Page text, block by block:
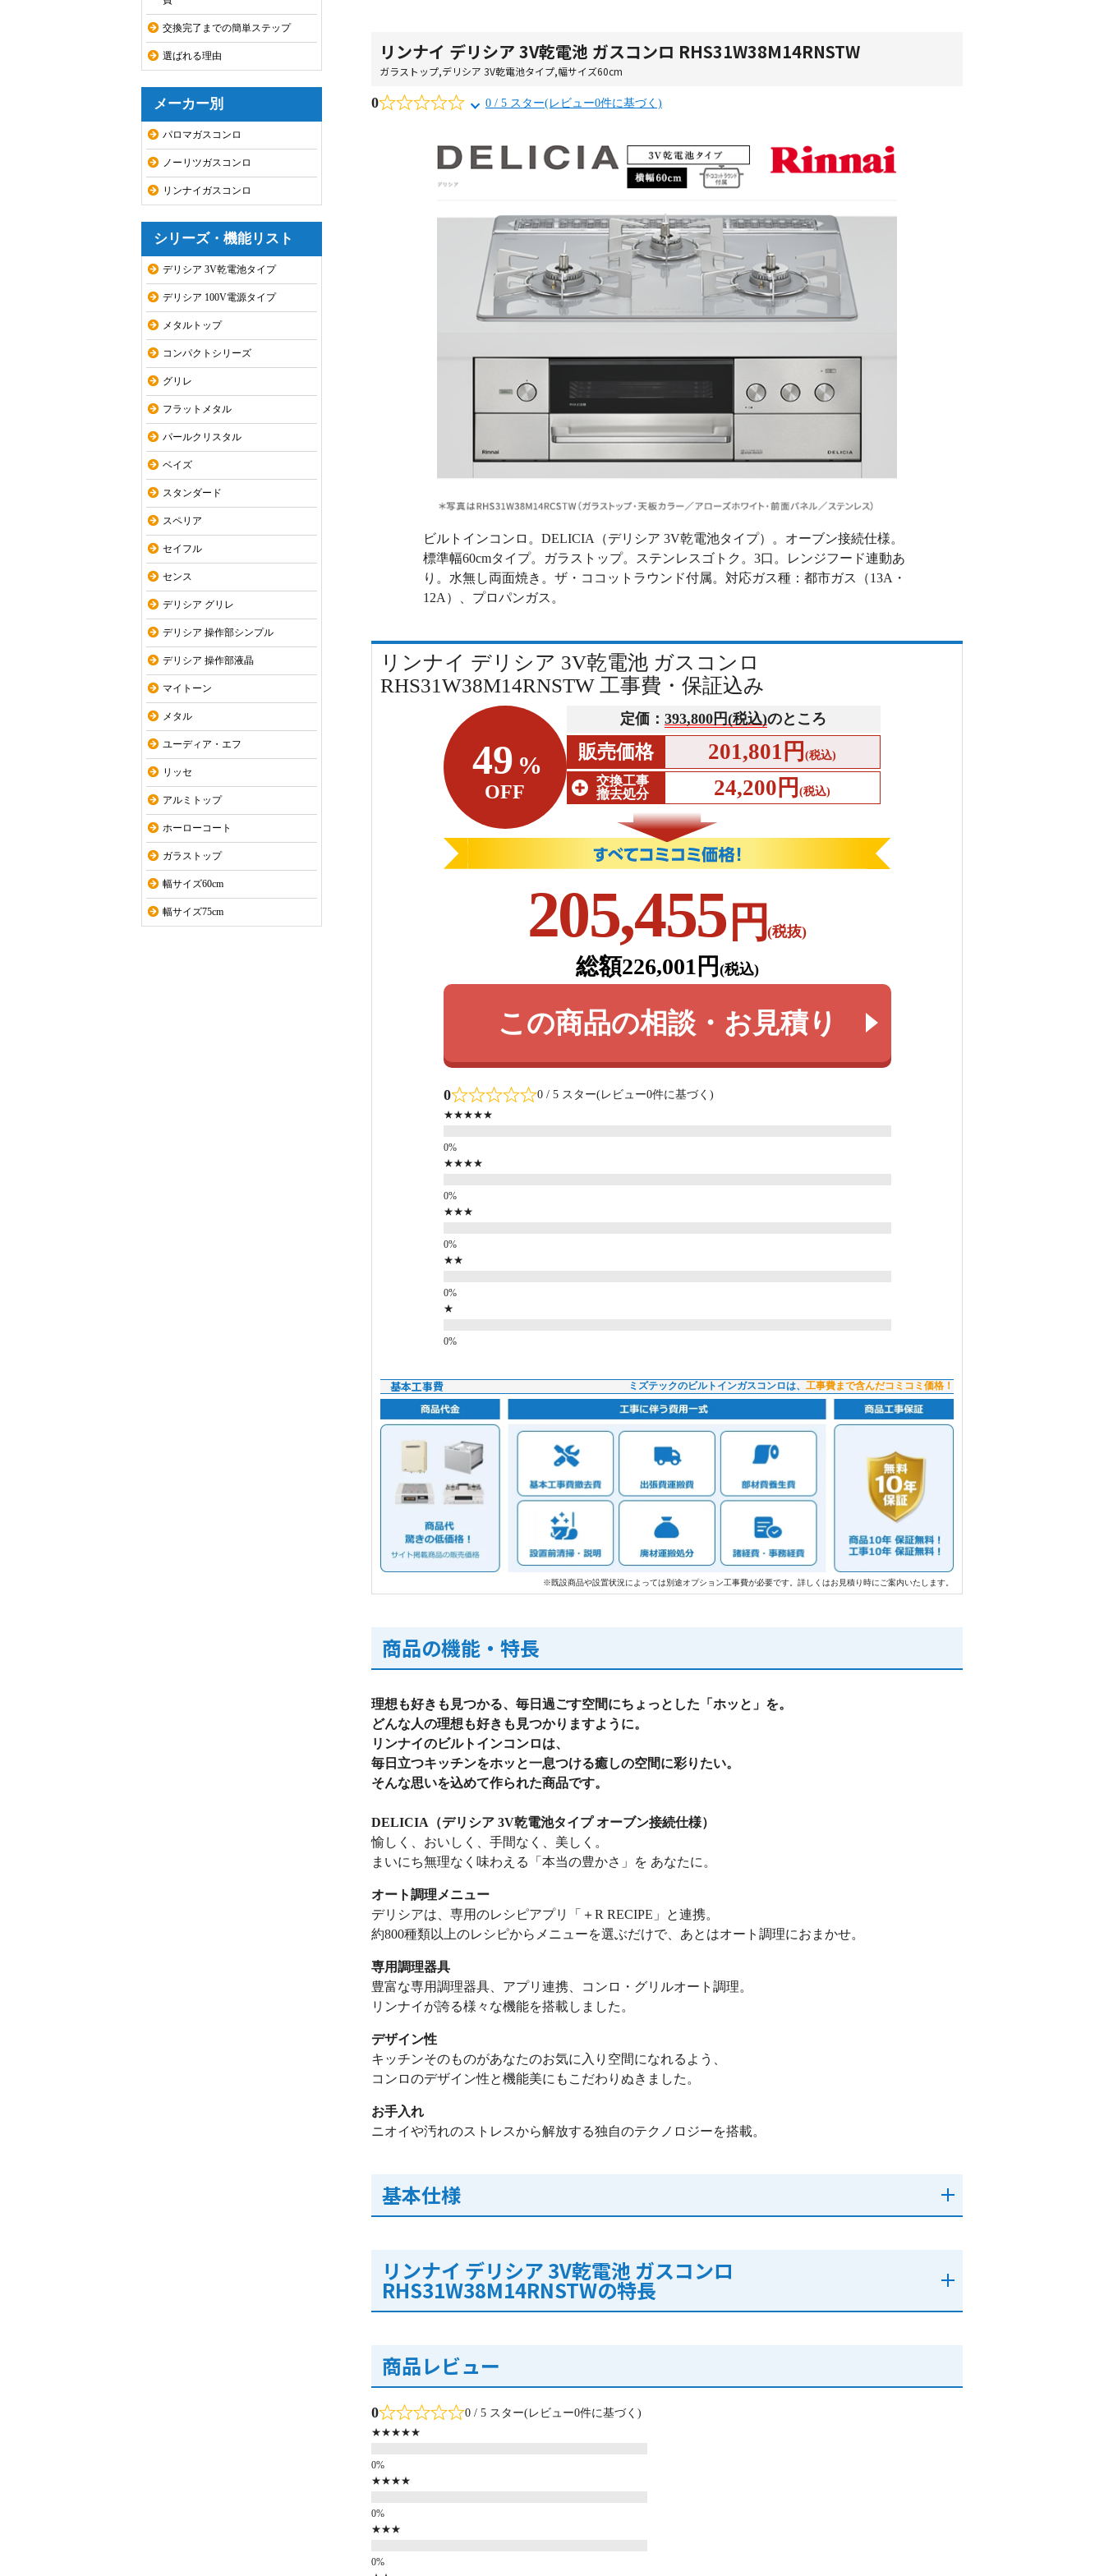
リンナイ デリシア 3V乾電池 ガスコンロ RHS31W38M14RNSTW
ガラストップ,デリシア 3V乾電池タイプ,幅サイズ60cm
0 0 / 5 スター(レビュー0件に基づく)
ビルトインコンロ。DELICIA（デリシア 3V乾電池タイプ）。オーブン接続仕様。
標準幅60cmタイプ。ガラストップ。ステンレスゴトク。3口。レンジフード連動あ
り。水無し両面焼き。ザ・ココットラウンド付属。対応ガス種：都市ガス（13A・
12A）、プロパンガス。
リンナイ デリシア 3V乾電池 ガスコンロ
RHS31W38M14RNSTW 工事費・保証込み
49 %
OFF
定価： 393,800円(税込)のところ
販売価格 201,801円(税込)
交換工事
撤去処分
24,200円(税込)
205,455 円(税抜)
総額226,001円 (税込)
この商品の相談・お見積り
0 0 / 5 スター(レビュー0件に基づく)
★★★★★
★★★★
★★★
★★
★
基本工事費 ミズテックのビルトインガスコンロは、 工事費まで含んだコミコミ価格！
※既設商品や設置状況によっては別途オプション工事費が必要です。詳しくはお見積り時にご案内いたします。
商品の機能・特長
理想も好きも見つかる、毎日過ごす空間にちょっとした「ホッと」を。
どんな人の理想も好きも見つかりますように。
リンナイのビルトインコンロは、
毎日立つキッチンをホッと一息つける癒しの空間に彩りたい。
そんな思いを込めて作られた商品です。
DELICIA（デリシア 3V乾電池タイプ オーブン接続仕様）
愉しく、おいしく、手間なく、美しく。
まいにち無理なく味わえる「本当の豊かさ」を あなたに。
オート調理メニュー
デリシアは、専用のレシピアプリ「＋R RECIPE」と連携。
約800種類以上のレシピからメニューを選ぶだけで、あとはオート調理におまかせ。
専用調理器具
豊富な専用調理器具、アプリ連携、コンロ・グリルオート調理。
リンナイが誇る様々な機能を搭載しました。
デザイン性
キッチンそのものがあなたのお気に入り空間になれるよう、
コンロのデザイン性と機能美にもこだわりぬきました。
お手入れ
ニオイや汚れのストレスから解放する独自のテクノロジーを搭載。
基本仕様
リンナイ デリシア 3V乾電池 ガスコンロ
RHS31W38M14RNSTWの特長
商品レビュー
0 0 / 5 スター(レビュー0件に基づく)
★★★★★
★★★★
★★★
交換完了までの簡単ステップ
選ばれる理由
メーカー別
パロマガスコンロ
ノーリツガスコンロ
リンナイガスコンロ
シリーズ・機能リスト
デリシア 3V乾電池タイプ
デリシア 100V電源タイプ
メタルトップ
コンパクトシリーズ
グリレ
フラットメタル
パールクリスタル
ベイズ
スタンダード
スペリア
セイフル
センス
デリシア グリレ
デリシア 操作部シンプル
デリシア 操作部液晶
マイトーン
メタル
ユーディア・エフ
リッセ
アルミトップ
ホーローコート
ガラストップ
幅サイズ60cm
幅サイズ75cm